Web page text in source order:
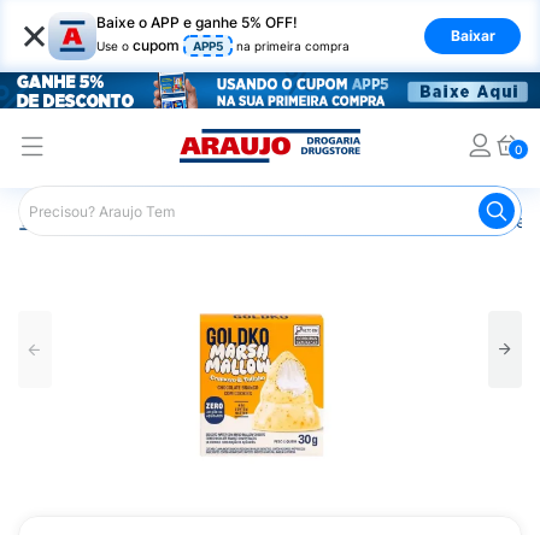
× Baixe o APP e ganhe 5% OFF!
Use o cupom APP5 na primeira compra
Baixar
0
Araujo Nutrição Saudável Chocolate